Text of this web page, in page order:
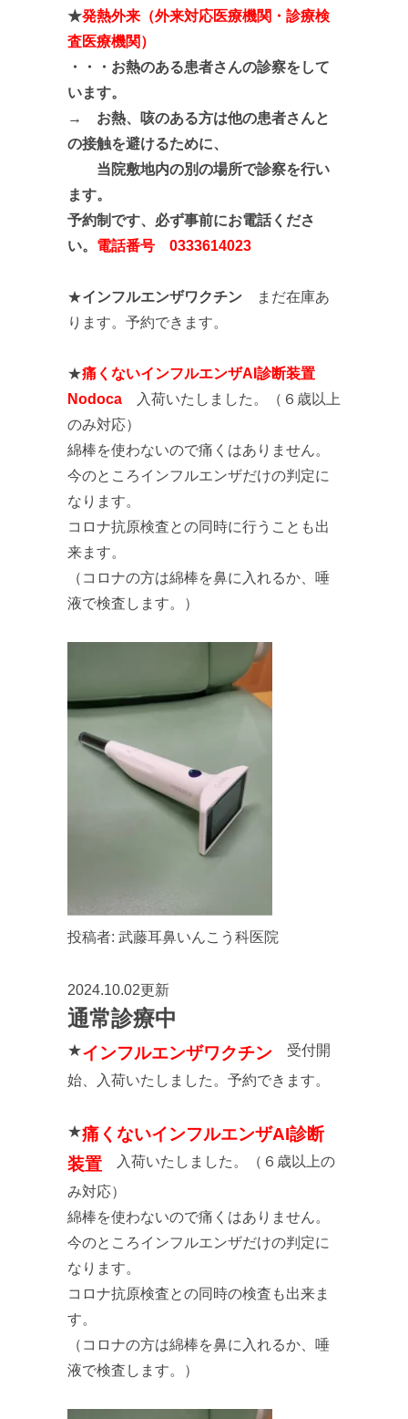
★発熱外来（外来対応医療機関・診療検
査医療機関）
・・・ お熱のある患者さんの診察をして
います。
→ お熱、咳のある方は他の患者さんと
の接触を避けるために、
当院敷地内の別の場所で診察を行い
ます。
予約制です、必ず事前にお電話くださ
い。 電話番号 0333614023
★インフルエンザワクチン まだ在庫あ
ります。予約できます。
★痛くないインフルエンザAI診断装置
Nodoca 入荷いたしました。（６歳以上
のみ対応）
綿棒を使わないので痛くはありません。
今のところインフルエンザだけの判定に
なります。
コロナ抗原検査との同時に行うことも出
来ます。
（コロナの方は綿棒を鼻に入れるか、唾
液で検査します。）
投稿者: 武藤耳鼻いんこう科医院
2024.10.02更新
通常診療中
★インフルエンザワクチン 受付開
始、入荷いたしました。予約できます。
★痛くないインフルエンザAI診断
装置 入荷いたしました。（６歳以上の
み対応）
綿棒を使わないので痛くはありません。
今のところインフルエンザだけの判定に
なります。
コロナ抗原検査との同時の検査も出来ま
す。
（コロナの方は綿棒を鼻に入れるか、唾
液で検査します。）